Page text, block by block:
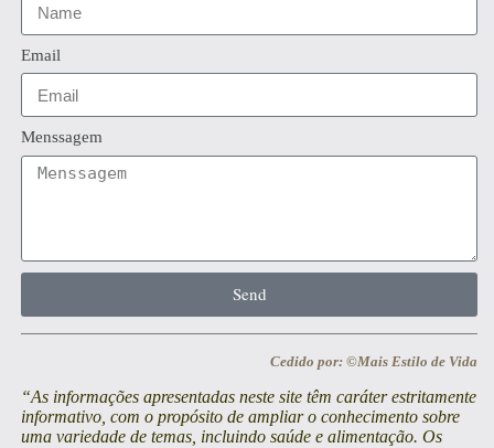
Email
Menssagem
Send
Cedido por: ©Mais Estilo de Vida
“As informações apresentadas neste site têm caráter estritamente
informativo, com o propósito de ampliar o conhecimento sobre
uma variedade de temas, incluindo saúde e alimentação. Os